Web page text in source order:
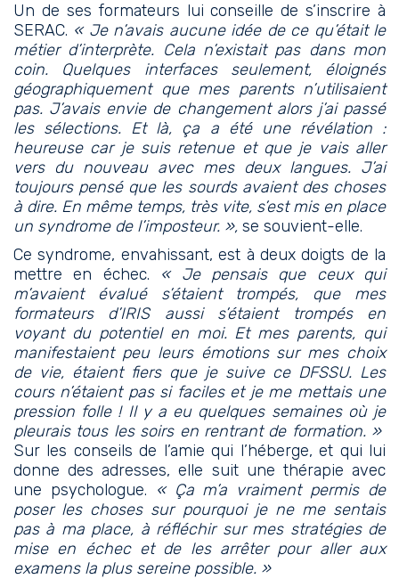
Un de ses formateurs lui conseille de s’inscrire à
SERAC. « Je n’avais aucune idée de ce qu’était le
métier d’interprète. Cela n’existait pas dans mon
coin. Quelques interfaces seulement, éloignés
géographiquement que mes parents n’utilisaient
pas. J’avais envie de changement alors j’ai passé
les sélections. Et là, ça a été une révélation :
heureuse car je suis retenue et que je vais aller
vers du nouveau avec mes deux langues. J’ai
toujours pensé que les sourds avaient des choses
à dire. En même temps, très vite, s’est mis en place
un syndrome de l’imposteur. », se souvient-elle.
Ce syndrome, envahissant, est à deux doigts de la
mettre en échec. « Je pensais que ceux qui
m’avaient évalué s’étaient trompés, que mes
formateurs d’IRIS aussi s’étaient trompés en
voyant du potentiel en moi. Et mes parents, qui
manifestaient peu leurs émotions sur mes choix
de vie, étaient fiers que je suive ce DFSSU. Les
cours n’étaient pas si faciles et je me mettais une
pression folle ! Il y a eu quelques semaines où je
pleurais tous les soirs en rentrant de formation. »
Sur les conseils de l’amie qui l’héberge, et qui lui
donne des adresses, elle suit une thérapie avec
une psychologue. « Ça m’a vraiment permis de
poser les choses sur pourquoi je ne me sentais
pas à ma place, à réfléchir sur mes stratégies de
mise en échec et de les arrêter pour aller aux
examens la plus sereine possible. »